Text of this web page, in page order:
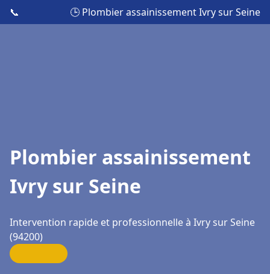
📞 🕒 Plombier assainissement Ivry sur Seine
Plombier assainissement
Ivry sur Seine
Intervention rapide et professionnelle à Ivry sur Seine
(94200)